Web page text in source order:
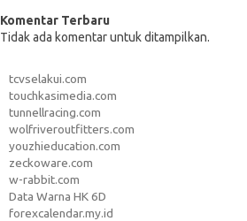
Komentar Terbaru
Tidak ada komentar untuk ditampilkan.
tcvselakui.com
touchkasimedia.com
tunnellracing.com
wolfriveroutfitters.com
youzhieducation.com
zeckoware.com
w-rabbit.com
Data Warna HK 6D
forexcalendar.my.id